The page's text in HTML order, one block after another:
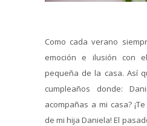
Como cada verano
emoción e ilusión con
pequeña de la casa. Así
cumpleaños donde:
acompañas a mi casa?
de mi hija Daniela! El